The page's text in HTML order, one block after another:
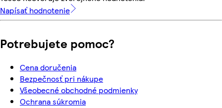
Napísať hodnotenie
Potrebujete pomoc?
Cena doručenia
Bezpečnosť pri nákupe
Všeobecné obchodné podmienky
Ochrana súkromia